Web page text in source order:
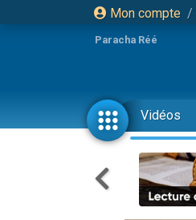
Mon compte /
Paracha Réé
Vidéos